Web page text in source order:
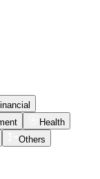
Health
Others